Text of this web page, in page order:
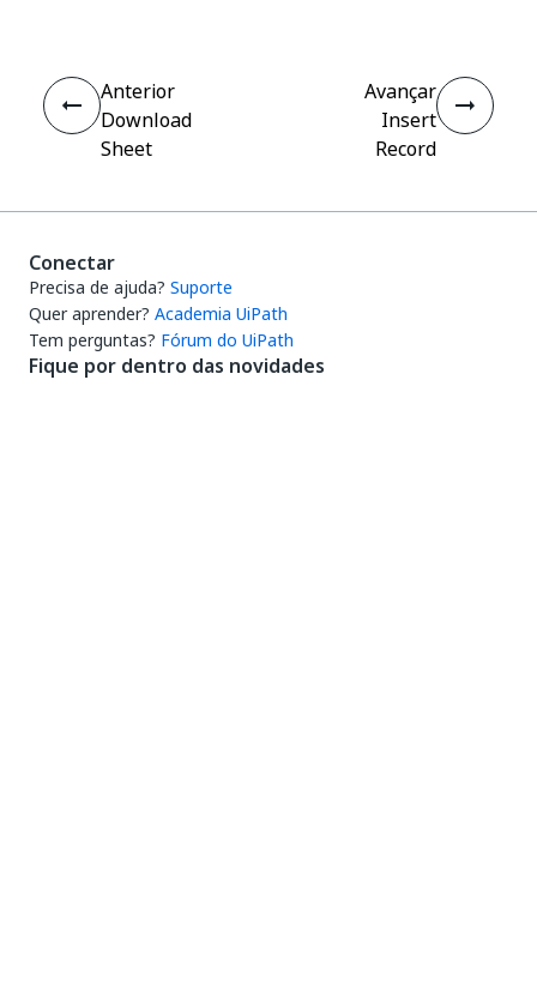
Anterior
Download
Sheet
Avançar
Insert
Record
Conectar
Precisa de ajuda? Suporte
Quer aprender? Academia UiPath
Tem perguntas? Fórum do UiPath
Fique por dentro das novidades